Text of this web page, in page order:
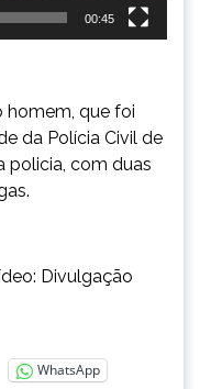
00:45
homem, que foi
da Polícia Civil de
policia, com duas
Divulgação
WhatsApp